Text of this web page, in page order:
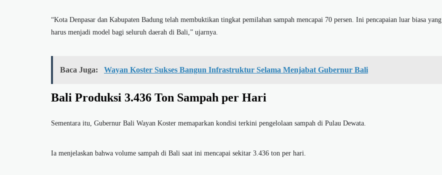
“Kota Denpasar dan Kabupaten Badung telah membuktikan tingkat pemilahan sampah mencapai 70 persen. Ini pencapaian luar biasa yang
harus menjadi model bagi seluruh daerah di Bali,” ujarnya.
Baca Juga: Wayan Koster Sukses Bangun Infrastruktur Selama Menjabat Gubernur Bali
Bali Produksi 3.436 Ton Sampah per Hari
Sementara itu, Gubernur Bali Wayan Koster memaparkan kondisi terkini pengelolaan sampah di Pulau Dewata.
Ia menjelaskan bahwa volume sampah di Bali saat ini mencapai sekitar 3.436 ton per hari.